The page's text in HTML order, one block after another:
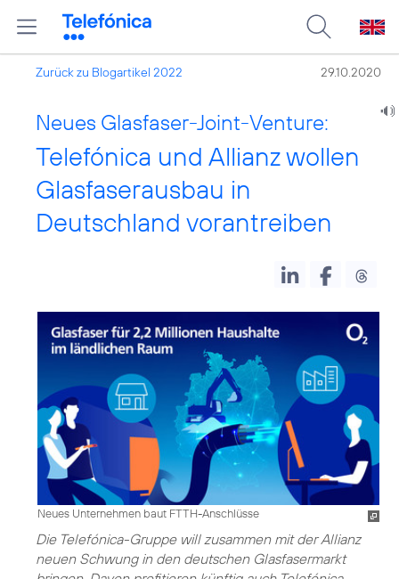
Zurück zu Blogartikel 2022 29.10.2020
Neues Glasfaser-Joint-Venture:
Telefónica und Allianz wollen
Glasfaserausbau in
Deutschland vorantreiben
Neues Unternehmen baut FTTH-Anschlüsse
Die Telefónica-Gruppe will zusammen mit der Allianz
neuen Schwung in den deutschen Glasfasermarkt